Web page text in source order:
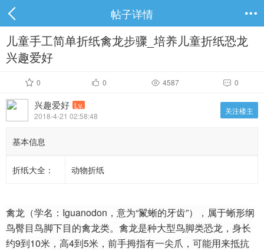
帖子详情 
儿童手工简单折纸禽龙步骤_培养儿童折纸恐龙
兴趣爱好
 0  0  4587  0
兴趣爱好 Lv.
2018-4-21 02:58:48
关注楼主
基本信息
折纸大全： 动物折纸
禽龙（学名：Iguanodon，意为“鬣蜥的牙齿”），属于蜥形纲
鸟臀目鸟脚下目的禽龙类。禽龙是种大型鸟脚类恐龙，身长
约9到10米，高4到5米，前手拇指有一尖爪，可能用来抵抗